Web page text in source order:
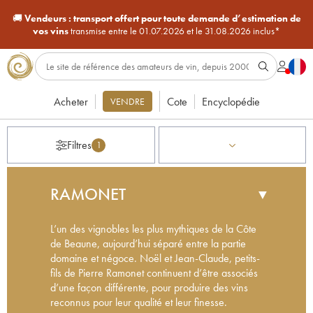
🚚Vendeurs : transport offert pour toute demande d’estimation de
vos vinstransmise entre le 01.07.2026 et le 31.08.2026 inclus*
Acheter VENDRE Cote Encyclopédie
Filtres 1
RAMONET ▼
L’un des vignobles les plus mythiques de la Côte
de Beaune, aujourd’hui séparé entre la partie
domaine et négoce. Noël et Jean-Claude, petits-
fils de Pierre Ramonet continuent d’être associés
d’une façon différente, pour produire des vins
reconnus pour leur qualité et leur finesse.